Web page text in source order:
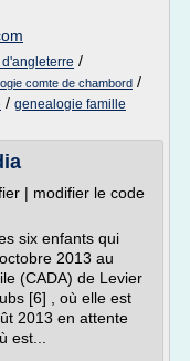
/
comte de chambord /
/ genealogie famille
| modifier le code
six enfants qui
2013 au
(CADA) de Levier
[6] , où elle est
2013 en attente
est...